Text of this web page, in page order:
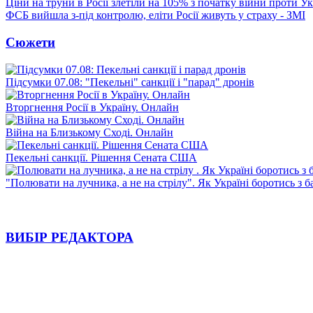
Ціни на труни в Росії злетіли на 105% з початку війни проти
ФСБ вийшла з-під контролю, еліти Росії живуть у страху - ЗМІ
Сюжети
Підсумки 07.08: "Пекельні" санкції і "парад" дронів
Вторгнення Росії в Україну. Онлайн
Війна на Близькому Сході. Онлайн
Пекельні санкції. Рішення Сената США
"Полювати на лучника, а не на стрілу". Як Україні боротись з
ВИБІР РЕДАКТОРА